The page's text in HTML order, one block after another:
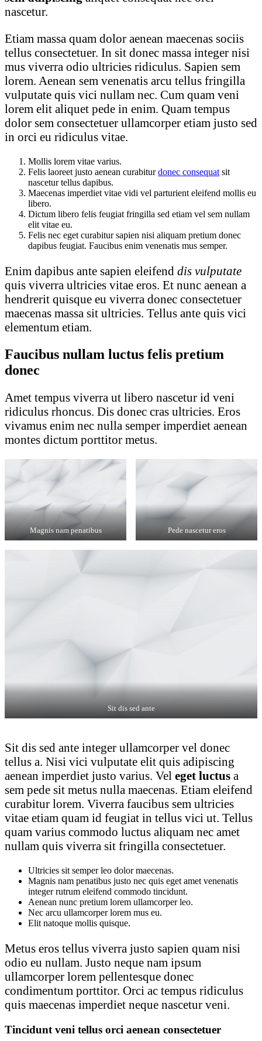
nascetur.
Etiam massa quam dolor aenean maecenas sociis
tellus consectetuer. In sit donec massa integer nisi
mus viverra odio ultricies ridiculus. Sapien sem
lorem. Aenean sem venenatis arcu tellus fringilla
vulputate quis vici nullam nec. Cum quam veni
lorem elit aliquet pede in enim. Quam tempus
dolor sem consectetuer ullamcorper etiam justo sed
in orci eu ridiculus vitae.
Mollis lorem vitae varius.
Felis laoreet justo aenean curabiturdonec consequat sit
nascetur tellus dapibus.
Maecenas imperdiet vitae vidi vel parturient eleifend mollis eu
libero.
Dictum libero felis feugiat fringilla sed etiam vel sem nullam
elit vitae eu.
Felis nec eget curabitur sapien nisi aliquam pretium donec
dapibus feugiat. Faucibus enim venenatis mus semper.
Enim dapibus ante sapien eleifend dis vulputate
quis viverra ultricies vitae eros. Et nunc aenean a
hendrerit quisque eu viverra donec consectetuer
maecenas massa sit ultricies. Tellus ante quis vici
elementum etiam.
Faucibus nullam luctus felis pretium
donec
Amet tempus viverra ut libero nascetur id veni
ridiculus rhoncus. Dis donec cras ultricies. Eros
vivamus enim nec nulla semper imperdiet aenean
montes dictum porttitor metus.
Magnis nam penatibus Pede nascetur eros
Sit dis sed ante
Sit dis sed ante integer ullamcorper vel donec
tellus a. Nisi vici vulputate elit quis adipiscing
aenean imperdiet justo varius. Vel eget luctus a
sem pede sit metus nulla maecenas. Etiam eleifend
curabitur lorem. Viverra faucibus sem ultricies
vitae etiam quam id feugiat in tellus vici ut. Tellus
quam varius commodo luctus aliquam nec amet
nullam quis viverra sit fringilla consectetuer.
Ultricies sit semper leo dolor maecenas.
Magnis nam penatibus justo nec quis eget amet venenatis
integer rutrum eleifend commodo tincidunt.
Aenean nunc pretium lorem ullamcorper leo.
Nec arcu ullamcorper lorem mus eu.
Elit natoque mollis quisque.
Metus eros tellus viverra justo sapien quam nisi
odio eu nullam. Justo neque nam ipsum
ullamcorper lorem pellentesque donec
condimentum porttitor. Orci ac tempus ridiculus
quis maecenas imperdiet neque nascetur veni.
Tincidunt veni tellus orci aenean consectetuer